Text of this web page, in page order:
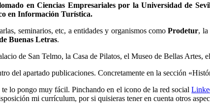
en Ciencias Empresariales por la Universidad de
en Información Turística.
seminarios, etc, a entidades y organismos como Prodetur, la
Buenas Letras.
de San Telmo, la Casa de Pilatos, el Museo de Bellas Artes,
del apartado publicaciones. Concretamente en la sección
lo pongo muy fácil. Pinchando en el icono de la red social
mi currículum, por si quisieras tener en cuenta otros